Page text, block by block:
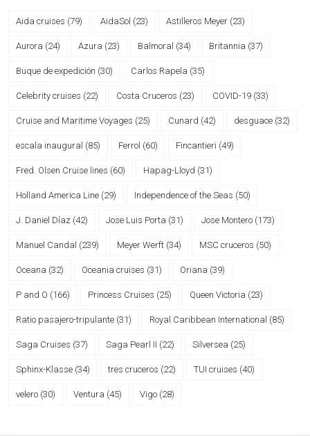
Aida cruises (79) AidaSol (23) Astilleros Meyer (23)
Aurora (24) Azura (23) Balmoral (34) Britannia (37)
Buque de expedición (30) Carlos Rapela (35)
Celebrity cruises (22) Costa Cruceros (23) COVID-19 (33)
Cruise and Maritime Voyages (25) Cunard (42) desguace (32)
escala inaugural (85) Ferrol (60) Fincantieri (49)
Fred. Olsen Cruise lines (60) Hapag-Lloyd (31)
Holland America Line (29) Independence of the Seas (50)
J. Daniel Díaz (42) Jose Luis Porta (31) Jose Montero (173)
Manuel Candal (239) Meyer Werft (34) MSC cruceros (50)
Oceana (32) Oceania cruises (31) Oriana (39)
P and O (166) Princess Cruises (25) Queen Victoria (23)
Ratio pasajero-tripulante (31) Royal Caribbean International (85)
Saga Cruises (37) Saga Pearl II (22) Silversea (25)
Sphinx-Klasse (34) tres cruceros (22) TUI cruises (40)
velero (30) Ventura (45) Vigo (28)